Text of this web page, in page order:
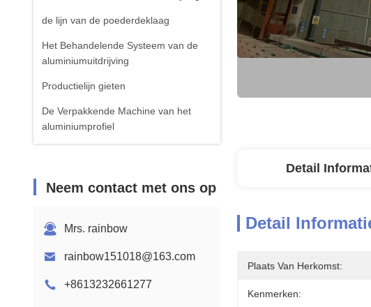
de lijn van de poederdeklaag
Het Behandelende Systeem van de
aluminiumuitdrijving
Productielijn gieten
De Verpakkende Machine van het
aluminiumprofiel
Neem contact met ons op
Mrs. rainbow
rainbow151018@163.com
+8613232661277
Detail
Detail
Plaats Van Herkomst:
Kenmerken: